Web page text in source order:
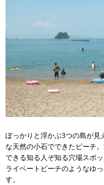
ぽっかりと浮かぶ3つの島が
な天然の小石でできたビーチ
できる知る人ぞ知る穴場スポ
ライベートビーチのようなゆ
す。